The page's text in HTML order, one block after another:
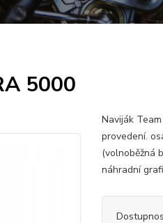
5000
Naviják
provedení.
(volnoběžná
náhradní